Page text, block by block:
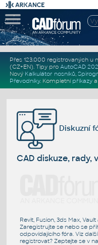
Přes 123.000 registrovaných u
(CZ+EN). Tipy pro AutoCAD
Nový Kalkulátor nosníků,
Převodníky. Kompletní příkazya
Diskuzní
CAD diskuze, rady,
Revit, Fusion, 3ds Max,
Zaregistrujte se nebo se
odpovídajícího fóra. Viz
registrovat? Zeptejte se v